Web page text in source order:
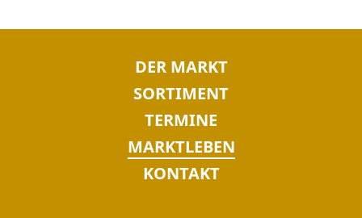
NAVIGATION
ÜBERSPRINGEN
DER MARKT
SORTIMENT
TERMINE
MARKTLEBEN
KONTAKT